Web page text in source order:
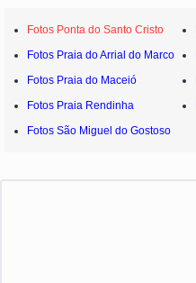
Fotos Ponta do Santo Cristo
Fotos Praia do Arrial do Marco
Fotos Praia do Maceió
Fotos Praia Rendinha
Fotos São Miguel do Gostoso